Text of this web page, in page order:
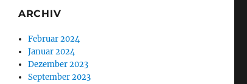
ARCHIV
Februar 2024
Januar 2024
Dezember 2023
September 2023